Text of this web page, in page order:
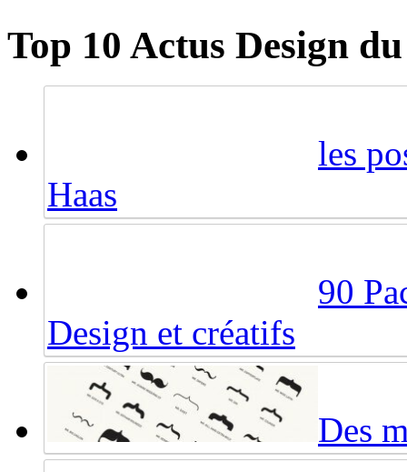
Top 10 Actus Design
les
Haas
90
Design et créatifs
Des